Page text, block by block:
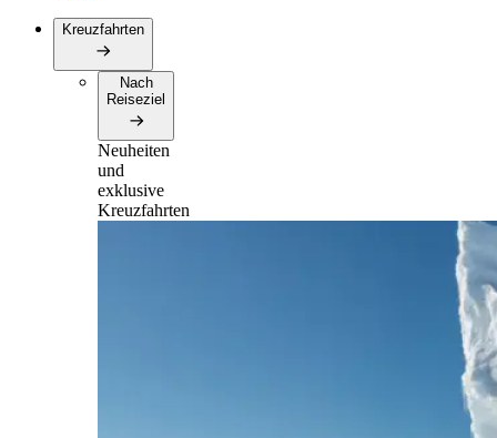
Kreuzfahrten
Nach
Reiseziel
Neuheiten
und
exklusive
Kreuzfahrten